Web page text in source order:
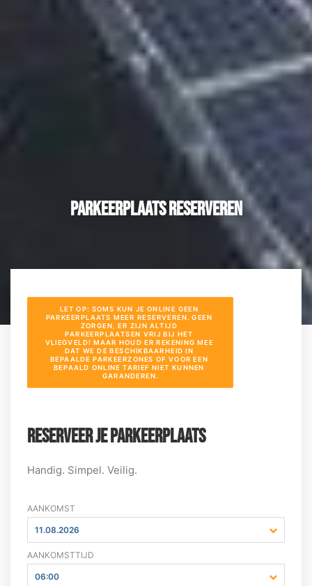
Parkeerplaats reserveren
LET OP: SOMS KUN JE ONLINE GEEN
PARKEERPLAATS MEER RESERVEREN. GEEN
ZORGEN, ER ZIJN ALTIJD
PARKEERPLAATSEN VRIJ BIJ HET
VLIEGVELD! MAAR HOUD ER REKENING MEE
DAT WE DE BESCHIKBAARHEID IN
BEPAALDE PARKEERZONES OF VOOR EEN
BEPAALD ONLINE TARIEF NIET KUNNEN
GARANDEREN.
RESERVEER JE PARKEERPLAATS
Handig. Simpel. Veilig.
AANKOMST
11.08.2026
AANKOMSTTIJD
06:00